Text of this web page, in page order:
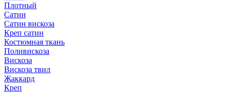
Плотный
Сатин
Сатин вискоза
Креп сатин
Костюмная ткань
Поливискоза
Вискоза
Вискоза твил
Жаккард
Креп